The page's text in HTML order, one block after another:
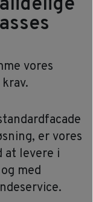
vores
er vores
levere i
med